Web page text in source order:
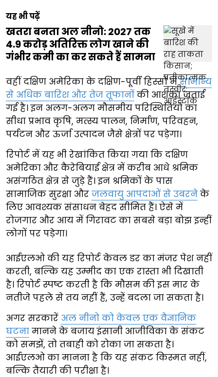
यह भी पढ़ें
खतरा बनता अल नीनो: 2027 तक
4.9 करोड़ अतिरिक्त लोग खाने की
गंभीर कमी का कर सकते हैं सामना
वहीं दक्षिण अमेरिका के दक्षिण-पूर्वी हिस्सों मेंसामान्य
से अधिक बारिश और तेज तूफानों की आशंका जताई
गई है। इन अलग-अलग मौसमीय परिस्थितियों का
सीधा प्रभाव कृषि, मत्स्य पालन, निर्माण, परिवहन,
पर्यटन और ऊर्जा उत्पादन जैसे क्षेत्रों पर पड़ेगा।
रिपोर्ट में यह भी रेखांकित किया गया कि दक्षिण
अमेरिका और कैरेबियाई क्षेत्र में करीब आधे श्रमिक
असंगठित क्षेत्र से जुड़े हैं। इन श्रमिकों के पास
सामाजिक सुरक्षा और जलवायु आपदाओं से उबरने के
लिए आवश्यक संसाधन बेहद सीमित हैं। ऐसे में
रोजगार और आय में गिरावट का सबसे बड़ा बोझ इन्हीं
लोगों पर पड़ेगा।
आईएलओ की यह रिपोर्ट केवल डर का मंजर पेश नहीं
करती, बल्कि यह उम्मीद का एक रास्ता भी दिखाती
है। रिपोर्ट स्पष्ट करती है कि मौसम की इस मार के
नतीजे पहले से तय नहीं हैं, उन्हें बदला जा सकता है।
अगर सरकारें अल नीनो को केवल एक वैज्ञानिक
घटना मानने के बजाय इंसानी आजीविका के संकट
को समझें, तो तबाही को रोका जा सकता है।
आईएलओ का मानना है कि यह संकट किस्मत नहीं,
बल्कि तैयारी की परीक्षा है।